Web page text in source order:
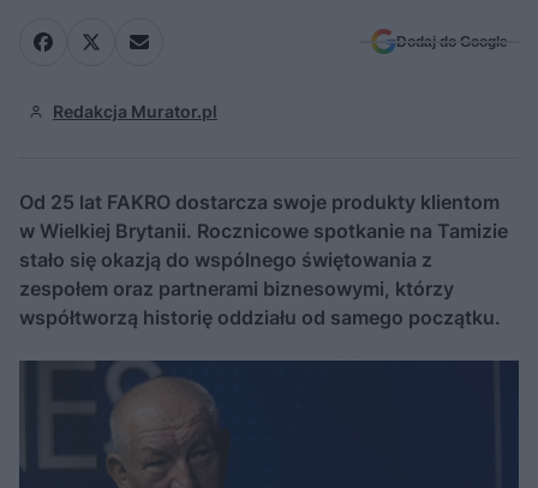
Dodaj do Google
Redakcja Murator.pl
Od 25 lat FAKRO dostarcza swoje produkty klientom
w Wielkiej Brytanii. Rocznicowe spotkanie na Tamizie
stało się okazją do wspólnego świętowania z
zespołem oraz partnerami biznesowymi, którzy
współtworzą historię oddziału od samego początku.